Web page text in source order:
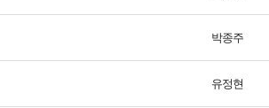
박종주
유정현